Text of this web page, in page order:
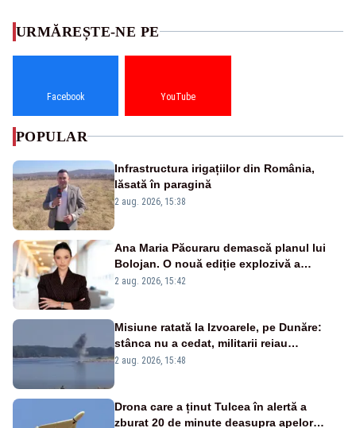
URMĂREȘTE-NE PE
Facebook YouTube
POPULAR
Infrastructura irigațiilor din România,
lăsată în paragină
2 aug. 2026, 15:38
Ana Maria Păcuraru demască planul lui
Bolojan. O nouă ediție explozivă a
emisiunii „Miza Zilei” la Realitatea PLUS
2 aug. 2026, 15:42
Misiune ratată la Izvoarele, pe Dunăre:
stânca nu a cedat, militarii reiau
detonările luni – VIDEO
2 aug. 2026, 15:48
Drona care a ținut Tulcea în alertă a
zburat 20 de minute deasupra apelor